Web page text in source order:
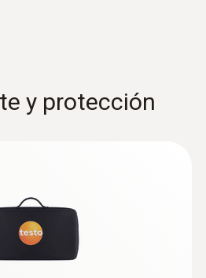
549i - Manómetro de
y protección